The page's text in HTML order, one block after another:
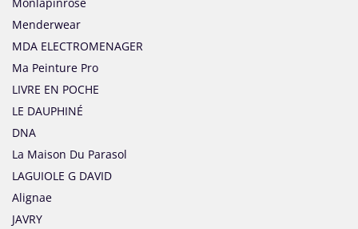
Menderwear
MDA ELECTROMENAGER
Ma Peinture Pro
LIVRE EN POCHE
LE DAUPHINÉ
DNA
La Maison Du Parasol
LAGUIOLE G DAVID
Alignae
JAVRY